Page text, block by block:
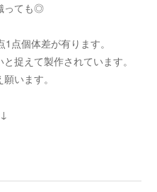
っても◎
点個体差が有ります。
捉えて製作されています。
います。